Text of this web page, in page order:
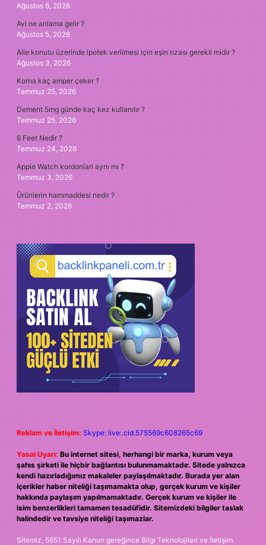
Ağustos 6, 2026
Avi ne anlama gelir ?
Ağustos 5, 2026
Aile konutu üzerinde ipotek verilmesi için eşin rızası gerekli midir ?
Ağustos 3, 2026
Korna kaç amper çeker ?
Temmuz 25, 2026
Dement 5mg günde kaç kez kullanılır ?
Temmuz 25, 2026
6 Feet Nedir ?
Temmuz 24, 2026
Apple Watch kordonları aynı mı ?
Temmuz 3, 2026
Ürünlerin hammaddesi nedir ?
Temmuz 2, 2026
Reklam ve İletişim: Skype: live:.cid.575569c608265c69
Yasal Uyarı: Bu internet sitesi, herhangi bir marka, kurum veya
şahıs şirketi ile hiçbir bağlantısı bulunmamaktadır. Sitede yalnızca
kendi hazırladığımız makaleler paylaşılmaktadır. Burada yer alan
içerikler haber niteliği taşımamakta olup, gerçek kurum ve kişiler
hakkında paylaşım yapılmamaktadır. Gerçek kurum ve kişiler ile
isim benzerlikleri tamamen tesadüfidir. Sitemizdeki bilgiler taslak
halindedir ve tavsiye niteliği taşımazlar.
Sitemiz, 5651 Sayılı Kanun gereğince Bilgi Teknolojileri ve İletişim